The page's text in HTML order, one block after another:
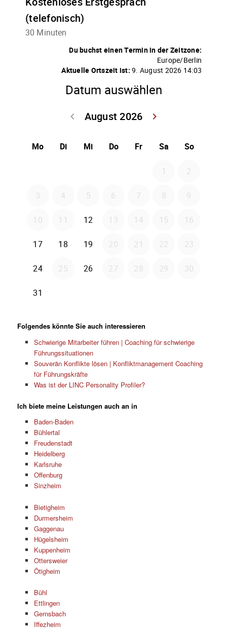
Folgendes könnte Sie auch interessieren
Schwierige Mitarbeiter führen | Coaching für schwierige
Führungssituationen
Souverän Konflikte lösen | Konfliktmanagement Coaching
für Führungskräfte
Was ist der LINC Personality Profiler?
Ich biete meine Leistungen auch an in
Baden-Baden
Bühlertal
Freudenstadt
Heidelberg
Karlsruhe
Offenburg
Sinzheim
Bietigheim
Durmersheim
Gaggenau
Hügelsheim
Kuppenheim
Ottersweier
Ötigheim
Bühl
Ettlingen
Gernsbach
Iffezheim